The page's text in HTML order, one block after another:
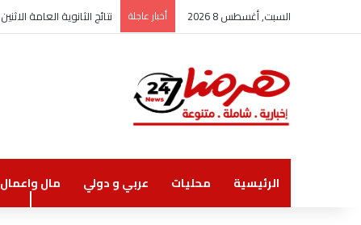
السبت, أغسطس 8 2026 أخبار عاجلة نتائج الثانوية العامة الاثنين
الرئيسية محليات عربي و دولي مال واعمال